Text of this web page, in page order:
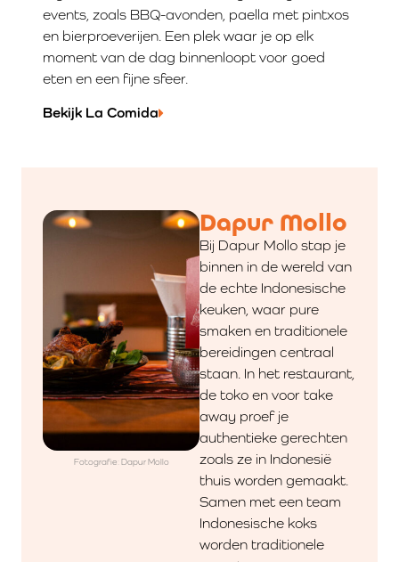
events, zoals BBQ-avonden, paella met pintxos
en bierproeverijen. Een plek waar je op elk
moment van de dag binnenloopt voor goed
eten en een fijne sfeer.
Bekijk La Comida
Dapur Mollo
Bij Dapur Mollo stap je
binnen in de wereld van
de echte Indonesische
keuken, waar pure
smaken en traditionele
bereidingen centraal
staan. In het restaurant,
de toko en voor take
away proef je
authentieke gerechten
zoals ze in Indonesië
thuis worden gemaakt.
Samen met een team
Indonesische koks
worden traditionele
Fotografie: Dapur Mollo